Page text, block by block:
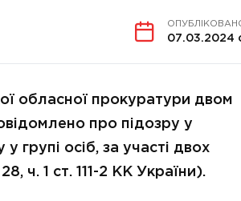
07.03.2024
обласної прокуратури двом
про підозру у
групі осіб, за участі двох
ч. 1 ст. 111-2 КК України).